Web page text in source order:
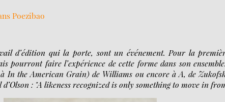
Poezibao
d’édition qui la porte, sont un événement. Pour la
pourront faire l’expérience de cette forme dans son
In the American Grain) de Williams ou encore à A, de
: "A likeness recognized is only something to move in